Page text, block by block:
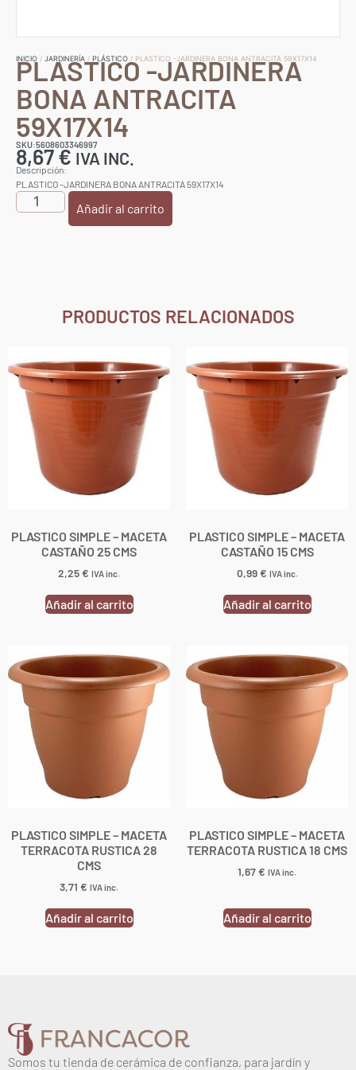
INICIO / JARDINERÍA / PLÁSTICO / PLASTICO -JARDINERA BONA ANTRACITA 59X17X14
PLASTICO -JARDINERA
BONA ANTRACITA
59X17X14
SKU:5608603346997
8,67€ IVA INC.
Descripción:
PLASTICO -JARDINERA BONA ANTRACITA 59X17X14
Añadir al carrito
PRODUCTOS RELACIONADOS
PLASTICO SIMPLE – MACETA
CASTAÑO 25 CMS
2,25€ IVA inc.
Añadir al carrito
PLASTICO SIMPLE – MACETA
CASTAÑO 15 CMS
0,99€ IVA inc.
Añadir al carrito
PLASTICO SIMPLE – MACETA
TERRACOTA RUSTICA 28
CMS
3,71 € IVA inc.
Añadir al carrito
PLASTICO SIMPLE – MACETA
TERRACOTA RUSTICA 18 CMS
1,67€ IVA inc.
Añadir al carrito
Somos tu tienda de cerámica de confianza, para jardín y